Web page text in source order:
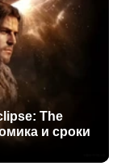
The
и сроки